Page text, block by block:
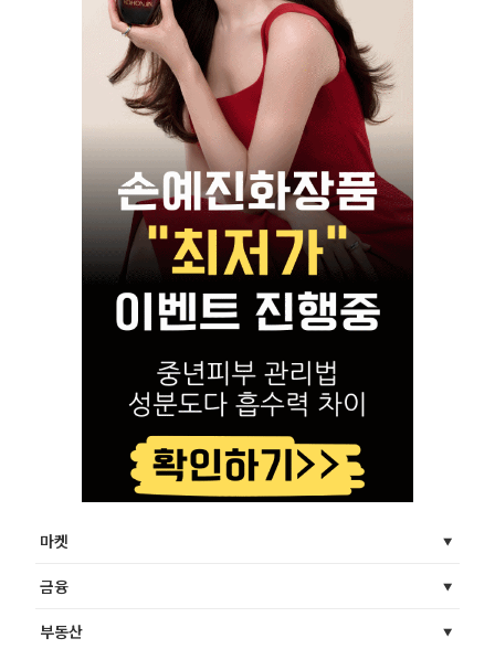
마켓
금융
부동산